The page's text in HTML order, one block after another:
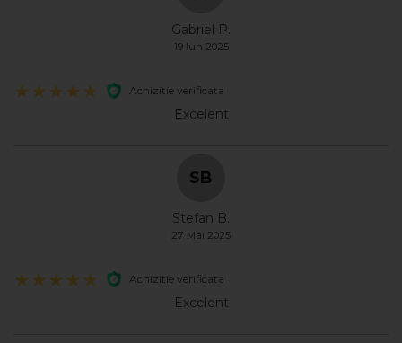
Gabriel P.
19 Iun 2025
Achizitie verificata
Excelent
SB
Stefan B.
27 Mai 2025
Achizitie verificata
Excelent